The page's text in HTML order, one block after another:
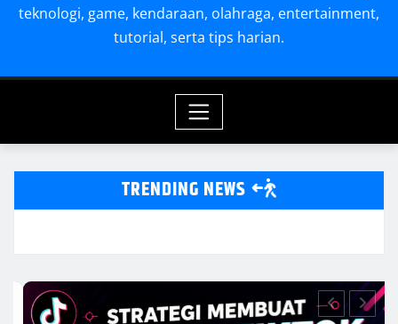
teknologi, game, kendaraan, olahraga, entertainment,
tutorial, serta tips harian.
TRENDING NEWS